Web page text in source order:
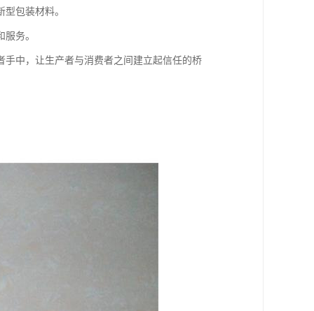
包装材料。
务。
中，让生产者与消费者之间建立起信任的桥